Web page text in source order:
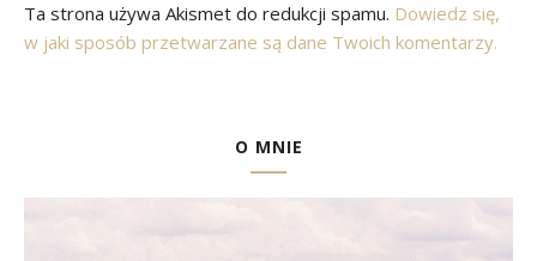
Ta strona używa Akismet do redukcji spamu. Dowiedz się,
w jaki sposób przetwarzane są dane Twoich komentarzy.
O MNIE